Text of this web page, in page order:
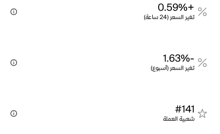
+0.59%
تغير السعر (24 ساعة)
-1.63%
تغير السعر (أسبوع)
#141
شعبية العملة